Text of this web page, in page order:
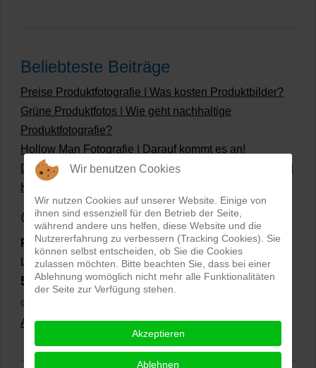
Beliebteste Beiträge
Preise Produktfotografie | Was kosten Produktbilder?
Grüne Produktfotos | Wie geht nachhaltige
Produktfotografie?
Hollow Man Fotografie | Darauf kommt es an!
Dateiformate und Bilder mit transparentem Hintergrund
Hollowman und Produktfotografie
Google Rezensionen
PRO-ducto GmbH, Fotografie und Bildbearbeitung in
Lichtenau
5,0⭐⭐⭐⭐⭐ bei144 Google-Rezensionen (Stand
02.01.2026)
Alle Rezensionen ansehen|Bewertung abgeben
Wir benutzen Cookies
Wir nutzen Cookies auf unserer Website. Einige von
ihnen sind essenziell für den Betrieb der Seite,
während andere uns helfen, diese Website und die
Nutzererfahrung zu verbessern (Tracking Cookies). Sie
können selbst entscheiden, ob Sie die Cookies
zulassen möchten. Bitte beachten Sie, dass bei einer
Ablehnung womöglich nicht mehr alle Funktionalitäten
der Seite zur Verfügung stehen.
Akzeptieren
Ablehnen